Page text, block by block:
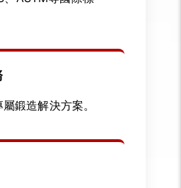
鍛造解決方案。